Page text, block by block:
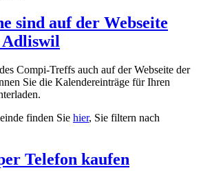
sind auf der Webseite
Adliswil
Compi-Treffs auch auf der Webseite der
Sie die Kalendereinträge für Ihren
finden Sie hier, Sie filtern nach
Telefon kaufen